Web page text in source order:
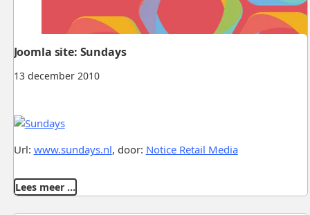
13 december 2010
Joomla site: Sundays
Url: www.sundays.nl, door: Notice Retail Media
Lees meer …